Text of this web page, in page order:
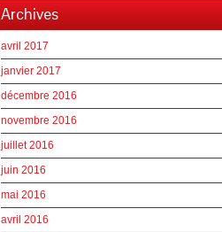
Archives
avril 2017
janvier 2017
décembre 2016
novembre 2016
juillet 2016
juin 2016
mai 2016
avril 2016